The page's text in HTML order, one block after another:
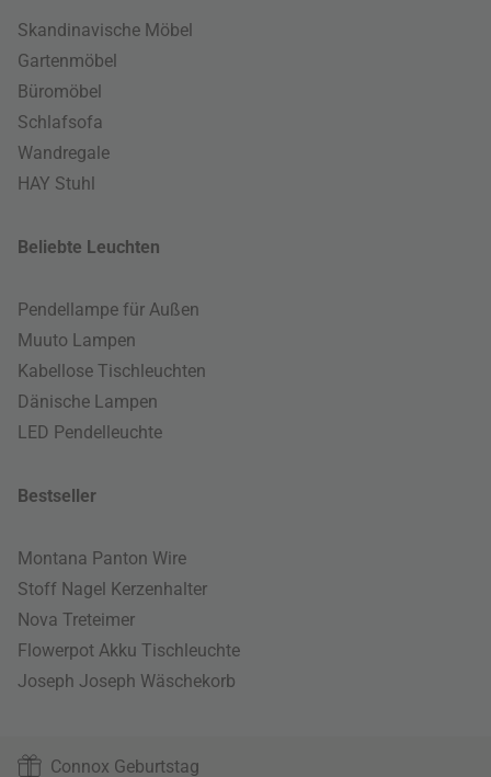
Skandinavische Möbel
Gartenmöbel
Büromöbel
Schlafsofa
Wandregale
HAY Stuhl
Beliebte Leuchten
Pendellampe für Außen
Muuto Lampen
Kabellose Tischleuchten
Dänische Lampen
LED Pendelleuchte
Bestseller
Montana Panton Wire
Stoff Nagel Kerzenhalter
Nova Treteimer
Flowerpot Akku Tischleuchte
Joseph Joseph Wäschekorb
Connox Geburtstag